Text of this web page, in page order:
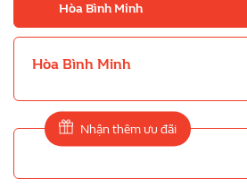
Hòa Bình Minh
Hòa Bình Minh
Nhận thêm ưu đãi